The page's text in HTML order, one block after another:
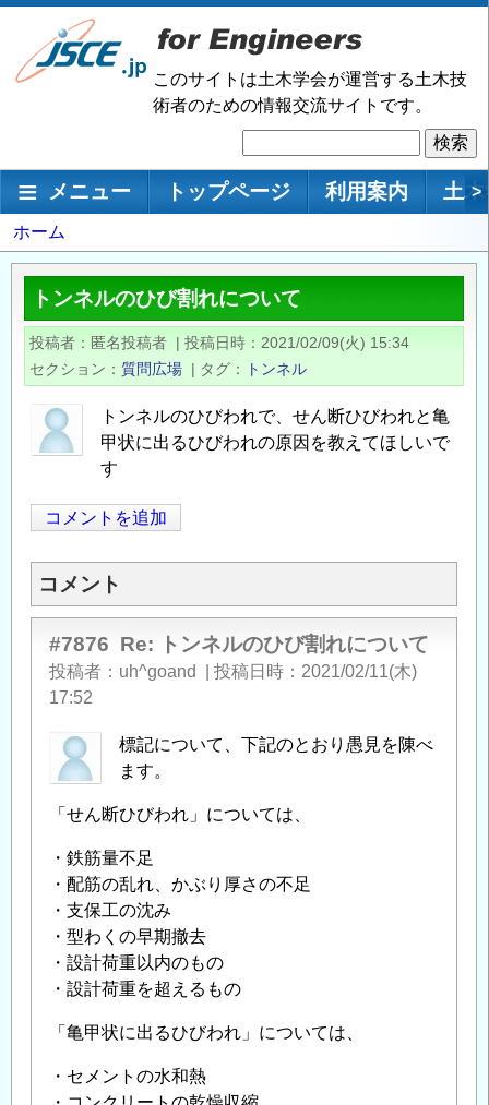
メ
ン
移
このサイトは土木学会が運営する土木技
術者のための情報交流サイトです。
索
メインナビゲーション
メニュー トップページ 利用案内 土 >
パ
ン
ず
ホーム
トンネルのひび割れについて
投稿者 匿名投稿者 | 投稿日時
2021/02/09(火) 15:34
セクション
質問広場 | タグ トンネル
トンネルのひびわれで、せん断ひびわれと亀
甲状に出るひびわれの原因を教えてほしいで
す
コメントを追加
コメント
#7876 Re: トンネルのひび割れについて
投稿者 uh^goand 投稿日時
2021/02/11(木)
17:52
標記について、下記のとおり愚見を陳べ
ます。
「せん断ひびわれ」については、
・鉄筋量不足
・配筋の乱れ、かぶり厚さの不足
・支保工の沈み
・型わくの早期撤去
・設計荷重以内のもの
・設計荷重を超えるもの
「亀甲状に出るひびわれ」については、
・セメントの水和熱